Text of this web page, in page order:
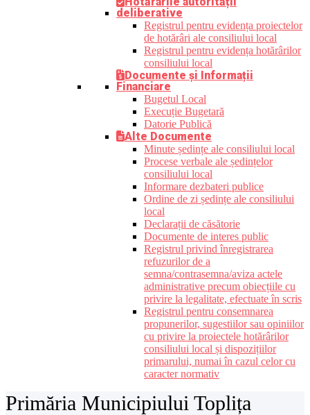
deliberative
Registrul pentru evidența proiectelor
de hotărâri ale consiliului local
Registrul pentru evidența hotărârilor
consiliului local
Documente și Informații
Financiare
Bugetul Local
Execuție Bugetară
Datorie Publică
Alte Documente
Minute ședințe ale consiliului local
Procese verbale ale ședințelor
consiliului local
Informare dezbateri publice
Ordine de zi ședințe ale consiliului
local
Declarații de căsătorie
Documente de interes public
Registrul privind înregistrarea
refuzurilor de a
semna/contrasemna/aviza actele
administrative precum obiecțiile cu
privire la legalitate, efectuate în scris
Registrul pentru consemnarea
propunerilor, sugestiilor sau opiniilor
cu privire la proiectele hotărârilor
consiliului local și dispozițiilor
primarului, numai în cazul celor cu
caracter normativ
Primăria Municipiului Toplița